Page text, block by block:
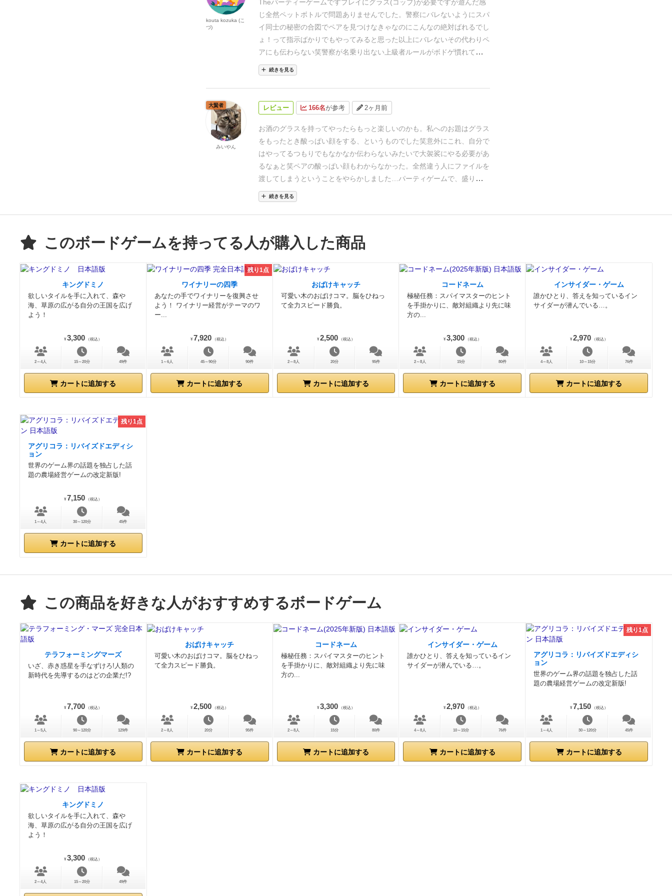
Theパーティーゲームですプレイにグラス(コップ)が必要ですが遊んだ感
じ全然ペットボトルで問題ありませんでした。警察にバレないようにスパ
イ同士の秘密の合図でペアを見つけなきゃなのにこんなの絶対ばれるでし
ょ！って指示ばかり でもやってみると思った以上にバレないその代わりペ
アにも伝わらない笑警察が名乗り出ない上級者ルールがボドゲ慣れてる人
にはおすすめかも
続きを見る
kouta kozuka (こ
づ)
レビュー 166名が参考 2ヶ月前
お酒のグラスを持ってやったらもっと楽しいのかも。私へのお題はグラス
をもったとき酸っぱい顔をする、というものでした笑意外にこれ、自分で
はやってるつもりでもなかなか伝わらないみたいで大袈裟にやる必要があ
るなぁと笑ペアの酸っぱい顔もわからなかった。全然違う人にファイルを
渡してしまうということをやらかしました… パーティゲームで、盛り上が
りました🍸オススメです
続きを見る
大賢者
みいやん
このボードゲームを持ってる人が購入した商品
キングドミノ
欲しいタイルを手に入れて、森や
海、草原の広がる自分の王国を広げ
よう！
¥ 3,300 （税込）
2～4人 15～20分 49件
カートに追加する
残り1点
ワイナリーの四季
あなたの手でワイナリーを復興させ
よう！ ワイナリー経営がテーマのワ
ー...
¥ 7,920 （税込）
1～6人 45～90分 90件
カートに追加する
おばけキャッチ
可愛い木のおばけコマ。脳をひねっ
て全力スピード勝負。
¥ 2,500 （税込）
2～8人 20分 95件
カートに追加する
コードネーム
極秘任務：スパイマスターのヒント
を手掛かりに、敵対組織より先に味
方の...
¥ 3,300 （税込）
2～8人 15分 80件
カートに追加する
インサイダー・ゲーム
誰かひとり、答えを知っているイン
サイダーが潜んでいる…。
¥ 2,970 （税込）
4～8人 10～15分 76件
カートに追加する
残り1点
アグリコラ：リバイズドエディシ
ョン
世界のゲーム界の話題を独占した話
題の農場経営ゲームの改定新版!
¥ 7,150 （税込）
1～4人 30～120分 45件
カートに追加する
この商品を好きな人がおすすめするボードゲーム
テラフォーミングマーズ
いざ、赤き惑星を手なずけろ!人類の
新時代を先導するのはどの企業だ!?
¥ 7,700 （税込）
1～5人 90～120分 129件
カートに追加する
おばけキャッチ
可愛い木のおばけコマ。脳をひねっ
て全力スピード勝負。
¥ 2,500 （税込）
2～8人 20分 95件
カートに追加する
コードネーム
極秘任務：スパイマスターのヒント
を手掛かりに、敵対組織より先に味
方の...
¥ 3,300 （税込）
2～8人 15分 80件
カートに追加する
インサイダー・ゲーム
誰かひとり、答えを知っているイン
サイダーが潜んでいる…。
¥ 2,970 （税込）
4～8人 10～15分 76件
カートに追加する
残り1点
アグリコラ：リバイズドエディシ
ョン
世界のゲーム界の話題を独占した話
題の農場経営ゲームの改定新版!
¥ 7,150 （税込）
1～4人 30～120分 45件
カートに追加する
キングドミノ
欲しいタイルを手に入れて、森や
海、草原の広がる自分の王国を広げ
よう！
¥ 3,300 （税込）
2～4人 15～20分 49件